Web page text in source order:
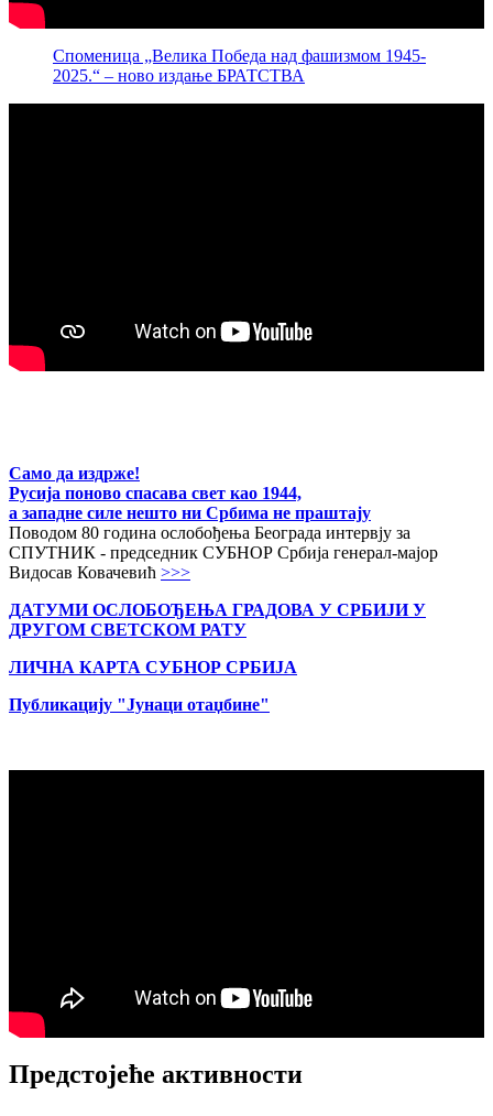
Споменица „Велика Победа над фашизмом 1945-
2025.“ – ново издање БРАТСТВА
Само да издрже!
Русија поново спасава свет као 1944,
а западне силе нешто ни Србима не праштају
Поводом 80 година ослобођења Београда интервју за
СПУТНИК - председник СУБНОР Србија генерал-мајор
Видосав Ковачевић >>>
ДАТУМИ ОСЛОБОЂЕЊА ГРАДОВА У СРБИЈИ У
ДРУГОМ СВЕТСКОМ РАТУ
ЛИЧНА КАРТА СУБНОР СРБИЈА
Публикацију "Јунаци отаџбине"
Предстојеће активности